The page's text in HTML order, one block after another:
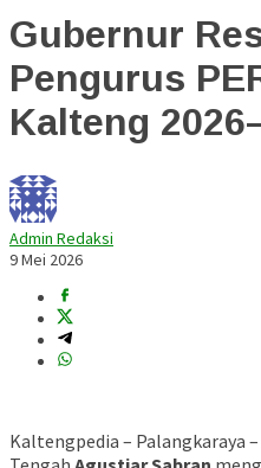
Gubernur
Pengurus
Kalteng
Admin Redaksi
9 Mei 2026
Kaltengpedia – Palangkaraya